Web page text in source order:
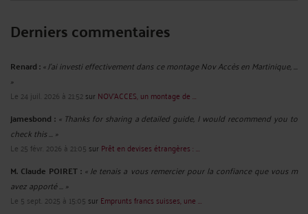
Derniers commentaires
Renard :« J'ai investi effectivement dans ce montage Nov Accès en Martinique, ...
»
Le 24 juil. 2026 à 21:52sur NOV'ACCES, un montage de ...
jamesbond : « Thanks for sharing a detailed guide, I would recommend you to
check this ... »
Le 25 févr. 2026 à 21:05 sur Prêt en devises étrangères : ...
M. Claude POIRET : « Je tenais a vous remercier pour la confiance que vous m
avez apporté ... »
Le 5 sept. 2025 à 15:05 sur Emprunts francs suisses, une ...